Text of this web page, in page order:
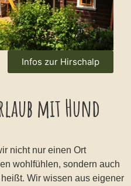
Infos zur Hirschalp
mit Hund
nicht nur einen Ort
wohlfühlen, sondern auch
Wir wissen aus eigener